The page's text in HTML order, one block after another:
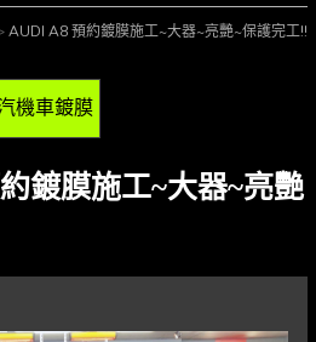
AUDI A8 預約鍍膜施工~大器~亮艷~保護完工!!
機車鍍膜
鍍膜施工~大器~亮艷